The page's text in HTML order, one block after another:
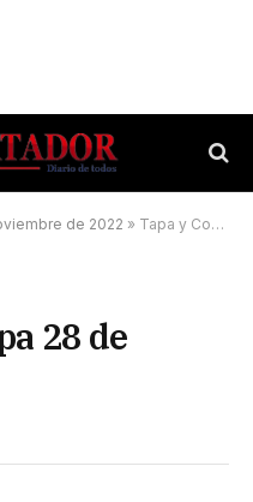
de 2022 » Tapa y Contratapa 28 de agosto de 2024
28 de